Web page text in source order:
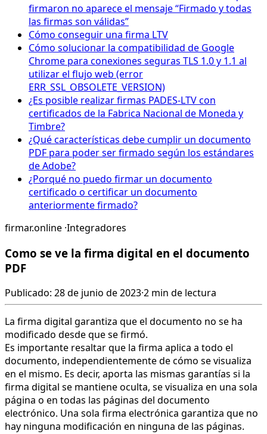
firmaron no aparece el mensaje “Firmado y todas
las firmas son válidas”
Cómo conseguir una firma LTV
Cómo solucionar la compatibilidad de Google
Chrome para conexiones seguras TLS 1.0 y 1.1 al
utilizar el flujo web (error
ERR_SSL_OBSOLETE_VERSION)
¿Es posible realizar firmas PADES-LTV con
certificados de la Fabrica Nacional de Moneda y
Timbre?
¿Qué características debe cumplir un documento
PDF para poder ser firmado según los estándares
de Adobe?
¿Porqué no puedo firmar un documento
certificado o certificar un documento
anteriormente firmado?
firmar.online ·Integradores
Como se ve la firma digital en el documento
PDF
Publicado: 28 de junio de 2023·2 min de lectura
La firma digital garantiza que el documento no se ha
modificado desde que se firmó.
Es importante resaltar que la firma aplica a todo el
documento, independientemente de cómo se visualiza
en el mismo. Es decir, aporta las mismas garantías si la
firma digital se mantiene oculta, se visualiza en una sola
página o en todas las páginas del documento
electrónico. Una sola firma electrónica garantiza que no
hay ninguna modificación en ninguna de las páginas.